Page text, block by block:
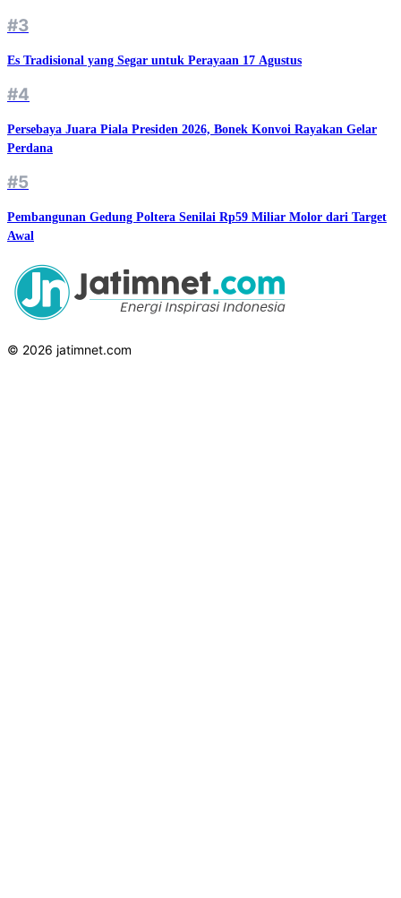
#3
Es Tradisional yang Segar untuk Perayaan 17 Agustus
#4
Persebaya Juara Piala Presiden 2026, Bonek Konvoi Rayakan Gelar
Perdana
#5
Pembangunan Gedung Poltera Senilai Rp59 Miliar Molor dari Target
Awal
© 2026 jatimnet.com